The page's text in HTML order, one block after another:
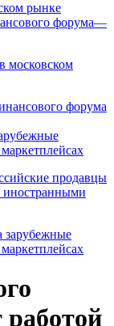
форума—
московском
продавцы
иностранными
работой